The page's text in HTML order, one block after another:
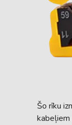
Šo rīku
kabeļiem